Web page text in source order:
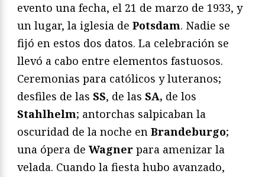
evento una fecha, el 21 de marzo de 1933, y
un lugar, la iglesia de Potsdam. Nadie se
fijó en estos dos datos. La celebración se
llevó a cabo entre elementos fastuosos.
Ceremonias para católicos y luteranos;
desfiles de las SS, de las SA, de los
Stahlhelm; antorchas salpicaban la
oscuridad de la noche en Brandeburgo;
una ópera de Wagner para amenizar la
velada. Cuando la fiesta hubo avanzado,